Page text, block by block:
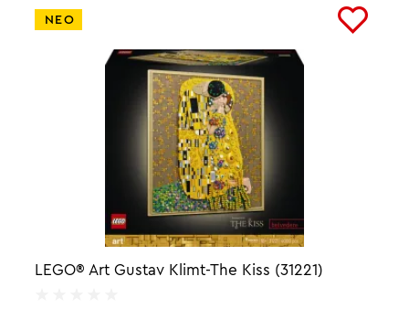
ΝΕΟ
LEGO® Art Gustav Klimt-The Kiss (31221)